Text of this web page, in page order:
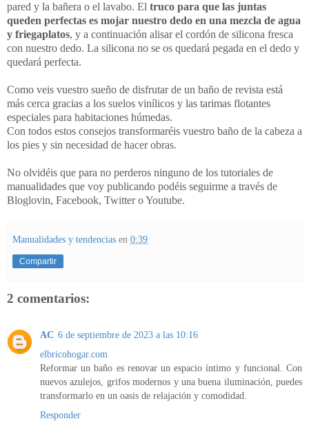
pared y la bañera o el lavabo. El truco para que las juntas
queden perfectas es mojar nuestro dedo en una mezcla de agua
y friegaplatos, y a continuación alisar el cordón de silicona fresca
con nuestro dedo. La silicona no se os quedará pegada en el dedo y
quedará perfecta.
Como veis vuestro sueño de disfrutar de un baño de revista está
más cerca gracias a los suelos vinílicos y las tarimas flotantes
especiales para habitaciones húmedas.
Con todos estos consejos transformaréis vuestro baño de la cabeza a
los pies y sin necesidad de hacer obras.
No olvidéis que para no perderos ninguno de los tutoriales de
manualidades que voy publicando podéis seguirme a través de
Bloglovin, Facebook, Twitter o Youtube.
Manualidades y tendencias en 0:39
Compartir
2 comentarios:
AC 6 de septiembre de 2023 a las 10:16
elbricohogar.com
Reformar un baño es renovar un espacio íntimo y funcional. Con
nuevos azulejos, grifos modernos y una buena iluminación, puedes
transformarlo en un oasis de relajación y comodidad.
Responder